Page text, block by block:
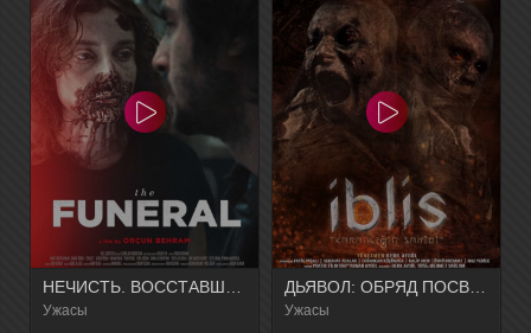
Ужасы Ужасы